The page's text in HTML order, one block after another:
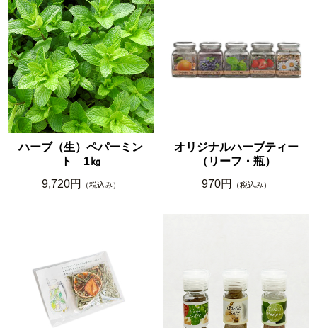
ハーブ（生）ペパーミン
ト 1㎏
9,720円
（税込み）
オリジナルハーブティー
（リーフ・瓶）
970円
（税込み）